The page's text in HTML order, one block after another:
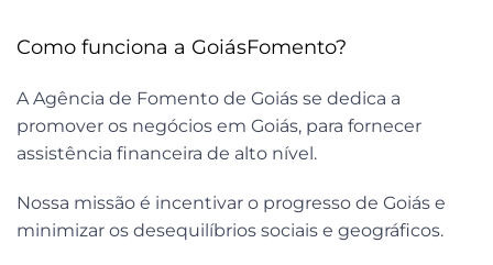
Como funciona a GoiásFomento?
A Agência de Fomento de Goiás se dedica a
promover os negócios em Goiás, para fornecer
assistência financeira de alto nível.
Nossa missão é incentivar o progresso de Goiás e
minimizar os desequilíbrios sociais e geográficos.